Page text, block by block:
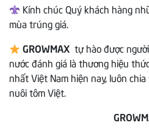
Kính chúc Quý khách hàng
mùa trúng giá.
GROWMAX tự hào được
nước đánh giá là thương hiệu
nhất Việt Nam hiện nay, luôn
nuôi tôm Việt.